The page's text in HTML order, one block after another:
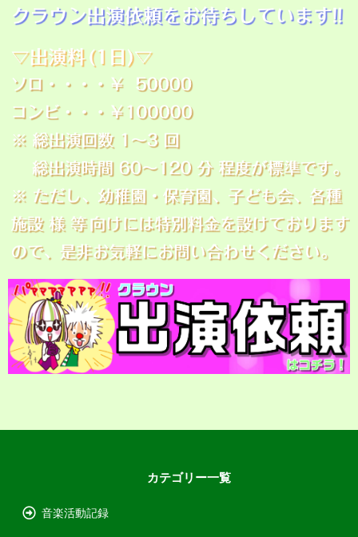
カテゴリー一覧
音楽活動記録